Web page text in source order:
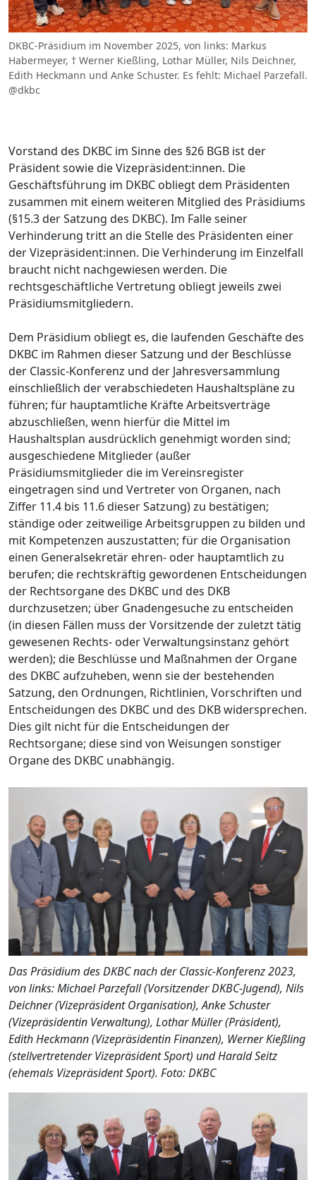
DKBC-Präsidium im November 2025, von links: Markus
Habermeyer, † Werner Kießling, Lothar Müller, Nils Deichner,
Edith Heckmann und Anke Schuster. Es fehlt: Michael Parzefall.
@dkbc
Vorstand des DKBC im Sinne des §26 BGB ist der
Präsident sowie die Vizepräsident:innen. Die
Geschäftsführung im DKBC obliegt dem Präsidenten
zusammen mit einem weiteren Mitglied des Präsidiums
(§15.3 der Satzung des DKBC). Im Falle seiner
Verhinderung tritt an die Stelle des Präsidenten einer
der Vizepräsident:innen. Die Verhinderung im Einzelfall
braucht nicht nachgewiesen werden. Die
rechtsgeschäftliche Vertretung obliegt jeweils zwei
Präsidiumsmitgliedern.
Dem Präsidium obliegt es, die laufenden Geschäfte des
DKBC im Rahmen dieser Satzung und der Beschlüsse
der Classic-Konferenz und der Jahresversammlung
einschließlich der verabschiedeten Haushaltspläne zu
führen; für hauptamtliche Kräfte Arbeitsverträge
abzuschließen, wenn hierfür die Mittel im
Haushaltsplan ausdrücklich genehmigt worden sind;
ausgeschiedene Mitglieder (außer
Präsidiumsmitglieder die im Vereinsregister
eingetragen sind und Vertreter von Organen, nach
Ziffer 11.4 bis 11.6 dieser Satzung) zu bestätigen;
ständige oder zeitweilige Arbeitsgruppen zu bilden und
mit Kompetenzen auszustatten; für die Organisation
einen Generalsekretär ehren- oder hauptamtlich zu
berufen; die rechtskräftig gewordenen Entscheidungen
der Rechtsorgane des DKBC und des DKB
durchzusetzen; über Gnadengesuche zu entscheiden
(in diesen Fällen muss der Vorsitzende der zuletzt tätig
gewesenen Rechts- oder Verwaltungsinstanz gehört
werden); die Beschlüsse und Maßnahmen der Organe
des DKBC aufzuheben, wenn sie der bestehenden
Satzung, den Ordnungen, Richtlinien, Vorschriften und
Entscheidungen des DKBC und des DKB widersprechen.
Dies gilt nicht für die Entscheidungen der
Rechtsorgane; diese sind von Weisungen sonstiger
Organe des DKBC unabhängig.
Das Präsidium des DKBC nach der Classic-Konferenz 2023,
von links: Michael Parzefall (Vorsitzender DKBC-Jugend), Nils
Deichner (Vizepräsident Organisation), Anke Schuster
(Vizepräsidentin Verwaltung), Lothar Müller (Präsident),
Edith Heckmann (Vizepräsidentin Finanzen), Werner Kießling
(stellvertretender Vizepräsident Sport) und Harald Seitz
(ehemals Vizepräsident Sport). Foto: DKBC